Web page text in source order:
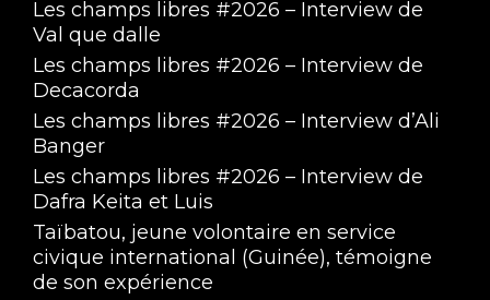
Les champs libres #2026 – Interview de
Val que dalle
Les champs libres #2026 – Interview de
Decacorda
Les champs libres #2026 – Interview d’Ali
Banger
Les champs libres #2026 – Interview de
Dafra Keita et Luis
Taïbatou, jeune volontaire en service
civique international (Guinée), témoigne
de son expérience